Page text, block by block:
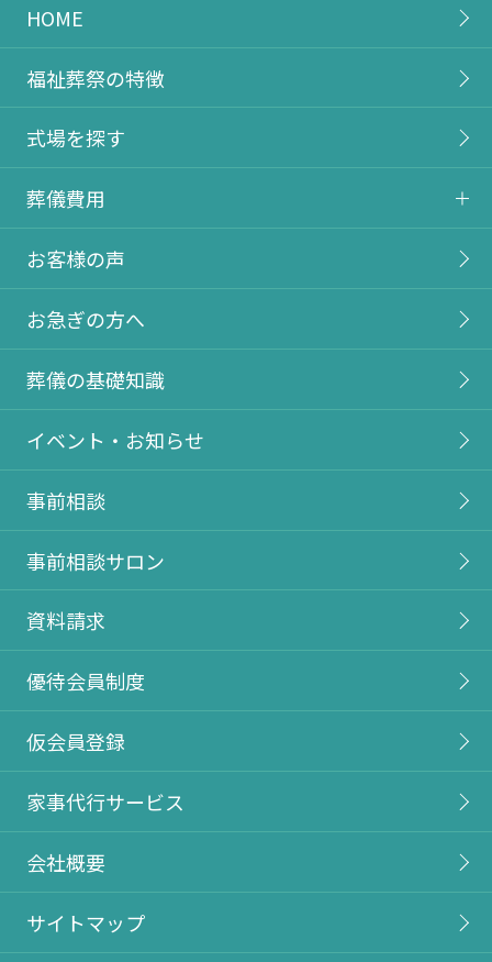
HOME
福祉葬祭の特徴
式場を探す
葬儀費用
お客様の声
お急ぎの方へ
葬儀の基礎知識
イベント・お知らせ
事前相談
事前相談サロン
資料請求
優待会員制度
仮会員登録
家事代行サービス
会社概要
サイトマップ